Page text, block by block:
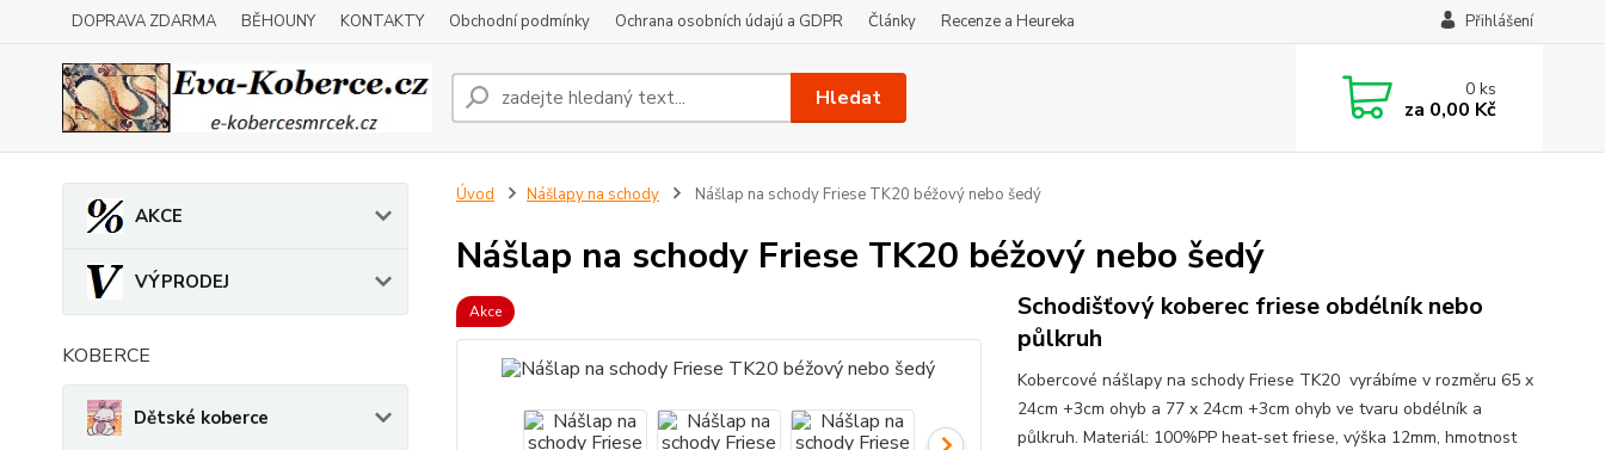
DOPRAVA ZDARMA BĚHOUNY KONTAKTY Obchodní podmínky Ochrana osobních údajú a GDPR Články Recenze a Heureka Přihlášení
Hledat 0ks
za 0,00 Kč
AKCE
VÝPRODEJ
KOBERCE
Dětské koberce
Úvod Nášlapy na schody Nášlap na schody Friese TK20 béžový nebo šedý
Nášlap na schody Friese TK20 béžový nebo šedý
Akce
Schodišťový koberec friese obdélník nebo
půlkruh
Kobercové nášlapy na schody Friese TK20 vyrábíme v rozměru 65 x
24cm +3cm ohyb a 77 x 24cm +3cm ohyb ve tvaru obdélník a
půlkruh. Materiál: 100%PP heat-set friese, výška 12mm, hmotnost